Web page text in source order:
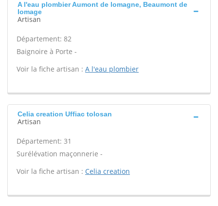
A l'eau plombier Aumont de lomagne, Beaumont de
lomage
Artisan
Département: 82
Baignoire à Porte -
Voir la fiche artisan : A l'eau plombier
Celia creation Uffiac tolosan
Artisan
Département: 31
Surélévation maçonnerie -
Voir la fiche artisan : Celia creation